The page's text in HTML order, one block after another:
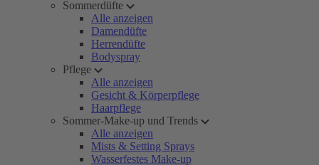
Sommerdüfte
Alle anzeigen
Damendüfte
Herrendüfte
Bodyspray
Pflege
Alle anzeigen
Gesicht & Körperpflege
Haarpflege
Sommer-Make-up und Trends
Alle anzeigen
Mists & Setting Sprays
Wasserfestes Make-up